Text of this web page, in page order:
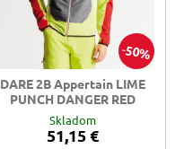
50%
DARE 2B Appertain LIME
PUNCH DANGER RED
Skladom
51,15 €